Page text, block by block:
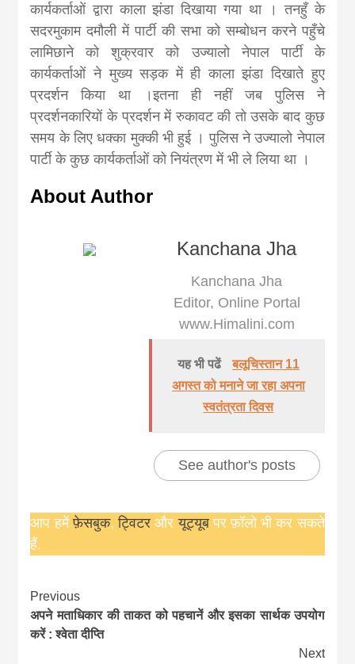
कार्यकर्ताओं द्वारा काला झंडा दिखाया गया था । तनहुँ के
सदरमुकाम दमौली में पार्टी की सभा को सम्बोधन करने पहुँचे
लामिछाने को शुक्रवार को उज्यालो नेपाल पार्टी के
कार्यकर्ताओं ने मुख्य सड़क में ही काला झंडा दिखाते हुए
प्रदर्शन किया था ।इतना ही नहीं जब पुलिस ने
प्रदर्शनकारियों के प्रदर्शन में रुकावट की तो उसके बाद कुछ
समय के लिए धक्का मुक्की भी हुई । पुलिस ने उज्यालो नेपाल
पार्टी के कुछ कार्यकर्ताओं को नियंत्रण में भी ले लिया था ।
About Author
Kanchana Jha
Kanchana Jha
Editor, Online Portal
www.Himalini.com
यह भी पढें
बलूचिस्तान 11
अगस्त को मनाने जा रहा अपना
स्वतंत्रता दिवस
See author's posts
आप हमेंफ़ेसबुक,ट्विटरऔरयूट्यूबपर फ़ॉलो भी कर सकते
हैं.
Continue
Reading
Previous
अपने मताधिकार की ताकत को पहचानें और इसका सार्थक उपयोग
करें : श्वेता दीप्ति
Next